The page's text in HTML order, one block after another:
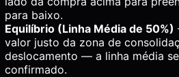
para baixo.
Equilíbrio (Linha Média de 50%)
valor justo da zona de
deslocamento — a linha média
confirmado.